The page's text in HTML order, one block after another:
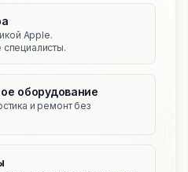
Apple.
оборудование
и ремонт без